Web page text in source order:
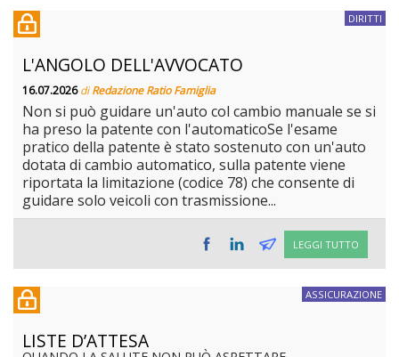
DIRITTI
L'ANGOLO DELL'AVVOCATO
16.07.2026diRedazione Ratio Famiglia
Non si può guidare un'auto col cambio manuale se si
ha preso la patente con l'automaticoSe l'esame
pratico della patente è stato sostenuto con un'auto
dotata di cambio automatico, sulla patente viene
riportata la limitazione (codice 78) che consente di
guidare solo veicoli con trasmissione...
LEGGI TUTTO
ASSICURAZIONE
LISTE D’ATTESA